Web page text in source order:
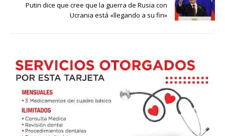
Putin dice que cree que la guerra de Rusia con
Ucrania está «llegando a su fin»